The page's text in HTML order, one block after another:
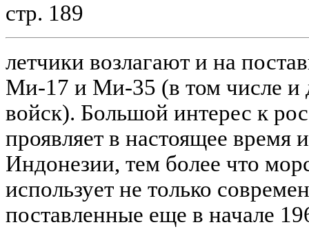
стр. 189
летчики возлагают и на
Ми-17 и Ми-35 (в том числе и
войск). Большой интерес к
проявляет в настоящее
Индонезии, тем более что
использует не только
поставленные еще в начале